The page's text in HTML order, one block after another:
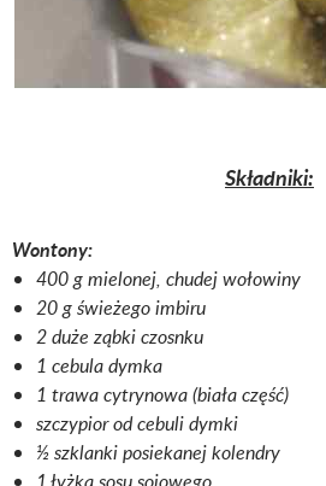
Składniki:
Wontony:
400 g mielonej, chudej wołowiny
20 g świeżego imbiru
2 duże ząbki czosnku
1 cebula dymka
1 trawa cytrynowa (biała część)
szczypior od cebuli dymki
½ szklanki posiekanej kolendry